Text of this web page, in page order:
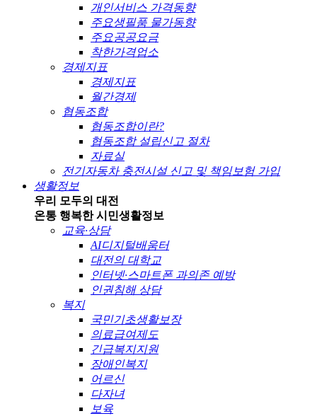
개인서비스 가격동향
주요생필품 물가동향
주요공공요금
착한가격업소
경제지표
경제지표
월간경제
협동조합
협동조합이란?
협동조합 설립신고 절차
자료실
전기자동차 충전시설 신고 및 책임보험 가입
생활정보
우리 모두의 대전
온통 행복한 시민생활정보
교육·상담
AI디지털배움터
대전의 대학교
인터넷·스마트폰 과의존 예방
인권침해 상담
복지
국민기초생활보장
의료급여제도
긴급복지지원
장애인복지
어르신
다자녀
보육